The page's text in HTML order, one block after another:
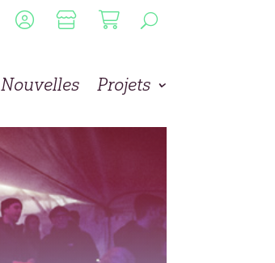
Nouvelles Projets